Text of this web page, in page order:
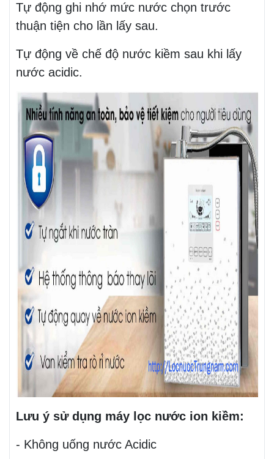
Tự động ghi nhớ mức nước chọn trước
thuận tiện cho lần lấy sau.
Tự động về chế độ nước kiềm sau khi lấy
nước acidic.
Lưu ý sử dụng máy lọc nước ion kiềm:
- Không uống nước Acidic